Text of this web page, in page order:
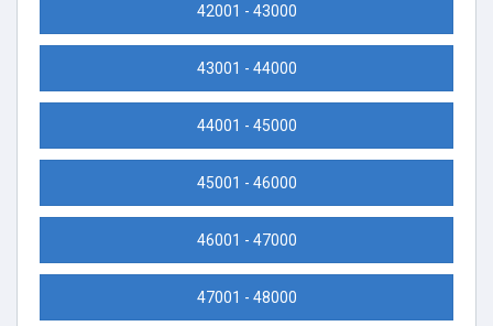
42001 - 43000
43001 - 44000
44001 - 45000
45001 - 46000
46001 - 47000
47001 - 48000